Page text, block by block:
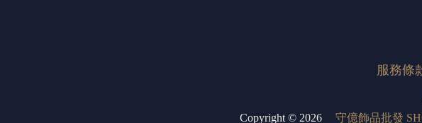
服務條
Copyright © 2026 守億飾品批發